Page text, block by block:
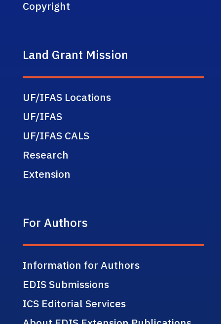
Copyright
Land Grant Mission
UF/IFAS Locations
UF/IFAS
UF/IFAS CALS
Research
Extension
For Authors
Information for Authors
EDIS Submissions
ICS Editorial Services